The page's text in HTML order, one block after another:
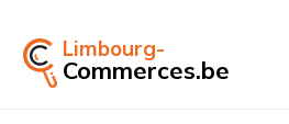
Limbourg-
Commerces.be